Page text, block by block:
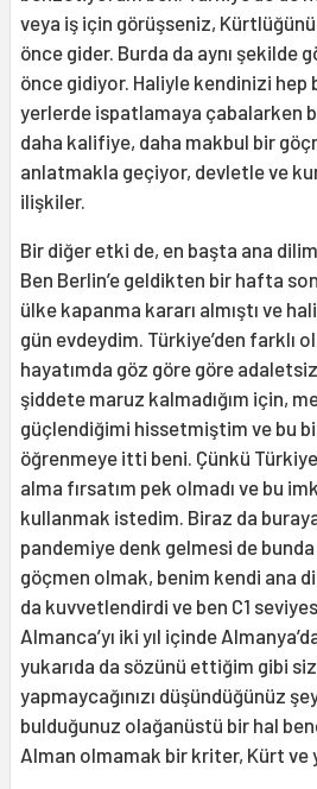
veya iş için görüşseniz,
önce gider. Burda da aynı şekilde
önce gidiyor. Haliyle kendinizi hep
yerlerde ispatlamaya çabalarken
daha kalifiye, daha makbul bir
anlatmakla geçiyor, devletle ve
ilişkiler.
Bir diğer etki de, en başta ana
Ben Berlin’e geldikten bir hafta
ülke kapanma kararı almıştı ve
gün evdeydim. Türkiye’den farklı
hayatımda göz göre göre
şiddete maruz kalmadığım için,
güçlendiğimi hissetmiştim ve bu
öğrenmeye itti beni. Çünkü
alma fırsatım pek olmadı ve bu
kullanmak istedim. Biraz da
pandemiye denk gelmesi de
göçmen olmak, benim kendi ana
da kuvvetlendirdi ve ben C1
Almanca’yı iki yıl içinde
yukarıda da sözünü ettiğim gibi
yapmaycağınızı düşündüğünüz
bulduğunuz olağanüstü bir hal
Alman olmamak bir kriter, Kürt ve